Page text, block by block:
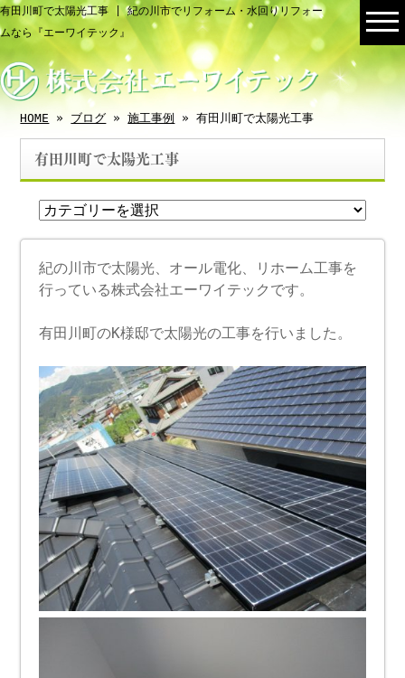
有田川町で太陽光工事 | 紀の川市でリフォーム・水回りリフォー
ムなら『エーワイテック』
HOME » ブログ »施工事例 » 有田川町で太陽光工事
有田川町で太陽光工事
紀の川市で太陽光、オール電化、リホーム工事を
行っている株式会社エーワイテックです。
有田川町のK様邸で太陽光の工事を行いました。